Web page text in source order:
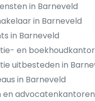
in Barneveld
in Barneveld
in Barneveld
en
uitbesteden in
in Barneveld